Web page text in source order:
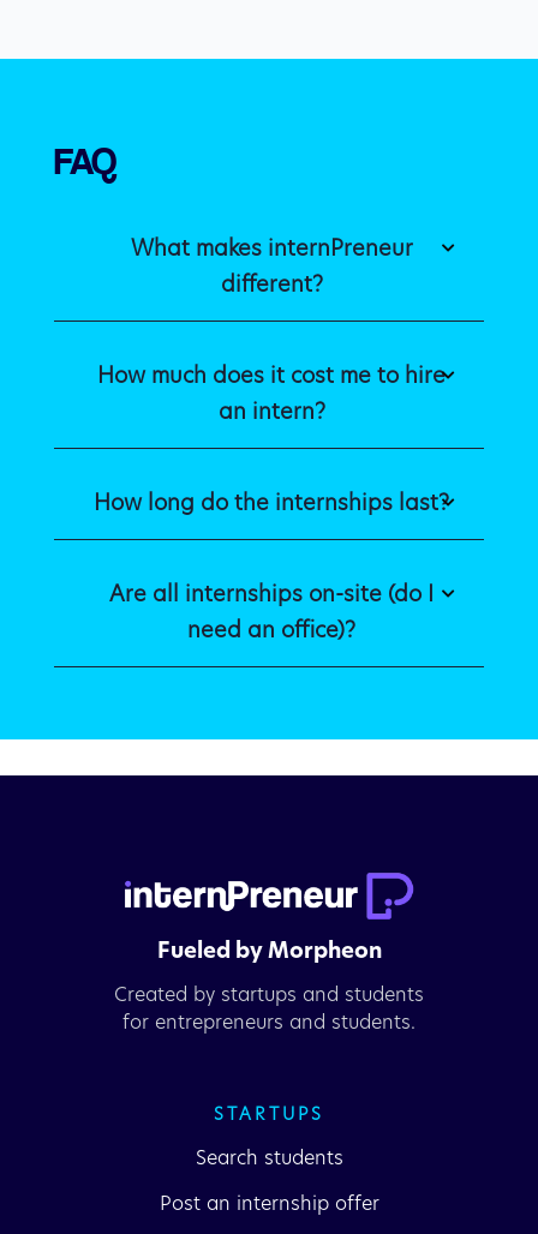
FAQ
What makes internPreneur
different?
How much does it cost me to hire
an intern?
How long do the internships last?
Are all internships on-site (do I
need an office)?
Fueled by Morpheon
Created by startups and students
for entrepreneurs and students.
STARTUPS
Search students
Post an internship offer